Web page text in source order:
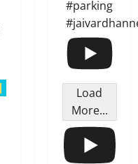
#parking
Load
More...